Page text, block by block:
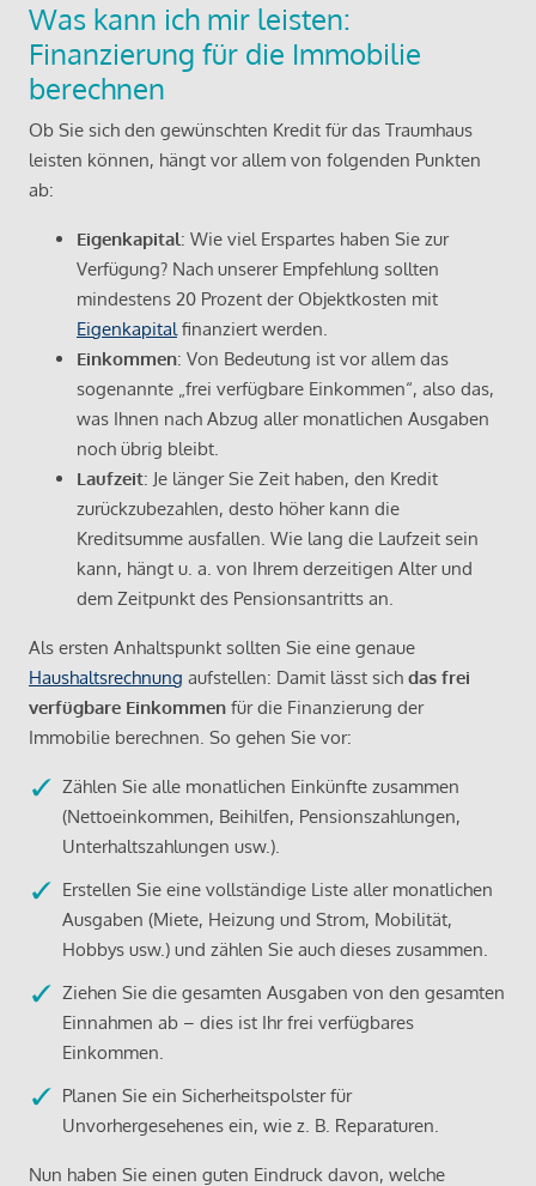
Was kann ich mir leisten:
Finanzierung für die Immobilie
berechnen
Ob Sie sich den gewünschten Kredit für das Traumhaus
leisten können, hängt vor allem von folgenden Punkten
ab:
Eigenkapital: Wie viel Erspartes haben Sie zur
Verfügung? Nach unserer Empfehlung sollten
mindestens 20 Prozent der Objektkosten mit
Eigenkapital finanziert werden.
Einkommen: Von Bedeutung ist vor allem das
sogenannte „frei verfügbare Einkommen“, also das,
was Ihnen nach Abzug aller monatlichen Ausgaben
noch übrig bleibt.
Laufzeit: Je länger Sie Zeit haben, den Kredit
zurückzubezahlen, desto höher kann die
Kreditsumme ausfallen. Wie lang die Laufzeit sein
kann, hängt u. a. von Ihrem derzeitigen Alter und
dem Zeitpunkt des Pensionsantritts an.
Als ersten Anhaltspunkt sollten Sie eine genaue
Haushaltsrechnung aufstellen: Damit lässt sich das frei
verfügbare Einkommen für die Finanzierung der
Immobilie berechnen. So gehen Sie vor:
Zählen Sie alle monatlichen Einkünfte zusammen
(Nettoeinkommen, Beihilfen, Pensionszahlungen,
Unterhaltszahlungen usw.).
Erstellen Sie eine vollständige Liste aller monatlichen
Ausgaben (Miete, Heizung und Strom, Mobilität,
Hobbys usw.) und zählen Sie auch dieses zusammen.
Ziehen Sie die gesamten Ausgaben von den gesamten
Einnahmen ab – dies ist Ihr frei verfügbares
Einkommen.
Planen Sie ein Sicherheitspolster für
Unvorhergesehenes ein, wie z. B. Reparaturen.
Nun haben Sie einen guten Eindruck davon, welche